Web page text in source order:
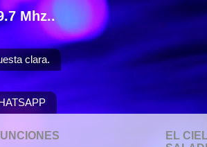
Mhz..
clara.
EL